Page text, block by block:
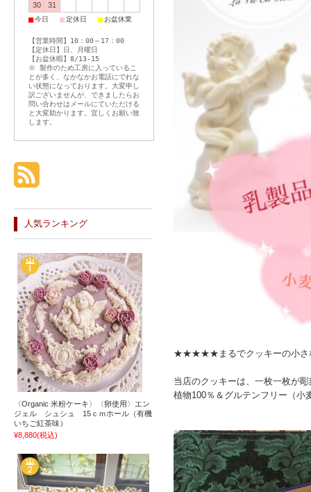
★★★★★まるでクッキーの小
当店のクッキーは、一枚一枚が
植物100％＆グルテンフリー（小
30
31
■今日 ■定休日 ■ お盆休業
【営業時間】10：00～17：00
【定休日】日、月曜日
【お盆休暇】8/13-15
※ 製作のため工房に入っているこ
とが多く、なかなかお電話にでれな
い状態になっております。大変申し
訳ございませんが、できましたらお
問い合わせはメールにていただける
と大変助かります。宜しくお願い致
します。
人気ランキング
〈Organic 米粉ケーキ〉〈卵使用〉エン
ジェル シュシュ 15ｃｍホール（有機
いちご紅茶味）
¥8,880(税込)